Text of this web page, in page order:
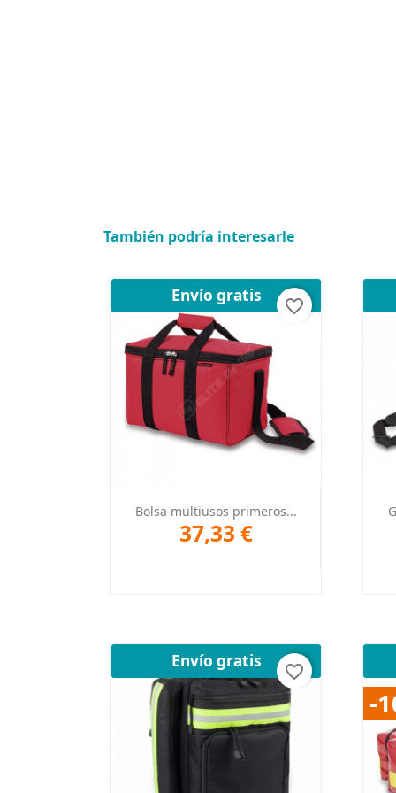
También podría interesarle
Vista rápida
Bolsa multiusos primeros...
37,33 €
Envío gratis
favorite_border
Envío gratis
favorite_border
-